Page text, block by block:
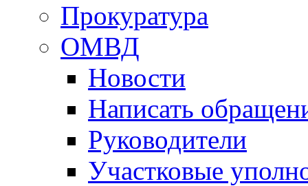
Прокуратура
ОМВД
Новости
Написать
Руководители
Участковые